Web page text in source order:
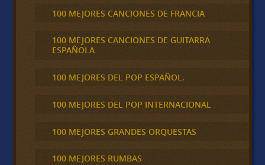
100 MEJORES CANCIONES DE FRANCIA
100 MEJORES CANCIONES DE GUITARRA
ESPAÑOLA
100 MEJORES DEL POP ESPAÑOL.
100 MEJORES DEL POP INTERNACIONAL
100 MEJORES GRANDES ORQUESTAS
100 MEJORES RUMBAS